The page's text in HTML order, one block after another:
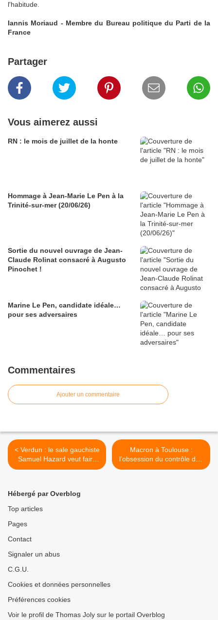
l'habitude.
Iannis Moriaud - Membre du Bureau politique du Parti de la
France
Partager
Vous aimerez aussi
RN : le mois de juillet de la honte
Hommage à Jean-Marie Le Pen à la
Trinité-sur-mer (20/06/26)
Sortie du nouvel ouvrage de Jean-
Claude Rolinat consacré à Augusto
Pinochet !
Marine Le Pen, candidate idéale…
pour ses adversaires
Commentaires
Ajouter un commentaire
< Verdun : le sale gauchiste
Samuel Hazard veut faire
taire la messe de la
Macron à Toulouse :
l’obsession du contrôle des
réseaux sociaux face à la
Hébergé par Overblog
Top articles
Pages
Contact
Signaler un abus
C.G.U.
Cookies et données personnelles
Préférences cookies
Voir le profil de Thomas Joly sur le portail Overblog